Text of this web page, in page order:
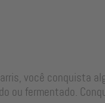
você conquista
ou fermentado.